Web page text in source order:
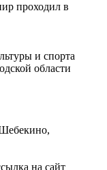
проходил в
и спорта
области
Шебекино,
на сайт